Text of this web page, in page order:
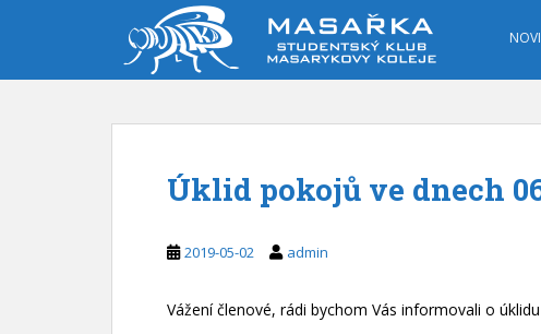
p
Úklid pokojů ve dnech
2019-05-02 admin
Vážení členové, rádi bychom Vás informovali o